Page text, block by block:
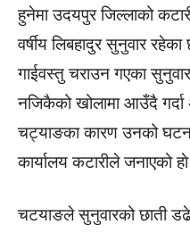
हुनेमा उदयपुर जिल्लाको
वर्षीय लिबहादुर सुनुवार
गाईवस्तु चराउन गएका
नजिकैको खोलामा आउँदै
चट्याङका कारण उनको
कार्यालय कटारीले जनाएको
चटयाङले सुनुवारको छाती